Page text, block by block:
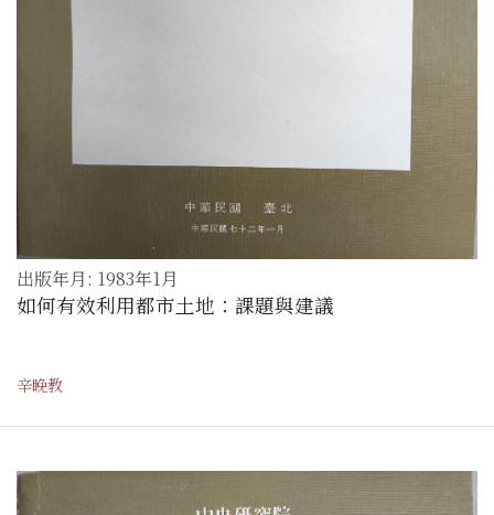
出版年月: 1983年1月
如何有效利用都市土地：課題與建議
辛睌教